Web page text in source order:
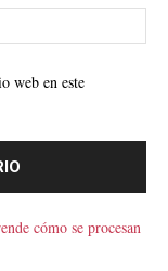
web en este
cómo se procesan